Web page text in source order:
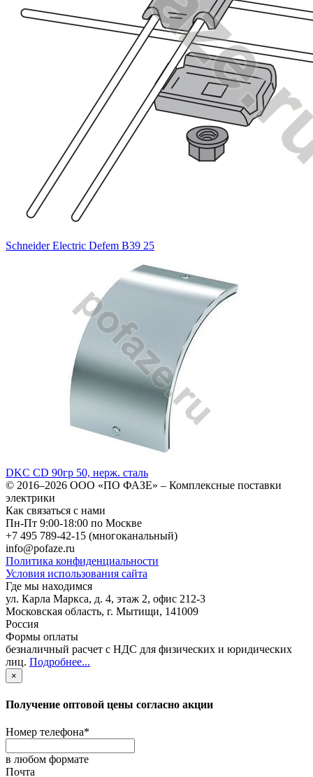
Schneider Electric Defem В39 25
DKC CD 90гр 50, нерж. сталь
© 2016–2026 ООО «ПО ФАЗЕ» – Комплексные поставки
электрики
Как связаться с нами
Пн-Пт 9:00-18:00 по Москве
+7 495 789-42-15 (многоканальный)
info@pofaze.ru
Политика конфиденциальности
Условия использования сайта
Где мы находимся
ул. Карла Маркса, д. 4, этаж 2, офис 212-3
Московская область, г. Мытищи, 141009
Россия
Формы оплаты
безналичный расчет с НДС для физических и юридических
лиц. Подробнее...
×
Получение оптовой цены согласно акции
Номер телефона*
в любом формате
Почта